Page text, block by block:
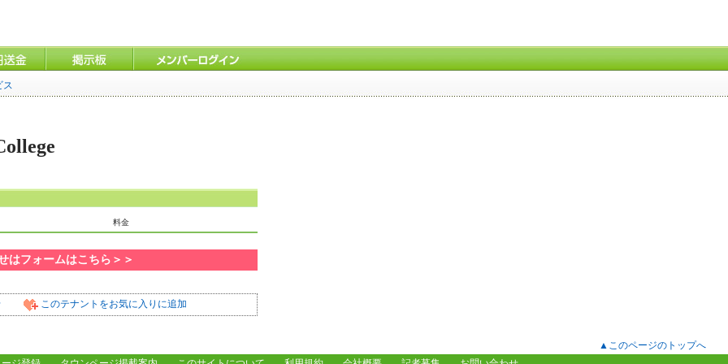
ス
料金
はフォームはこちら＞＞
このテナントをお気に入りに追加
▲このページのトップへ